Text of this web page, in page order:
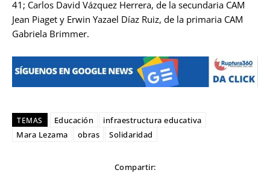
41; Carlos David Vázquez Herrera, de la secundaria CAM
Jean Piaget y Erwin Yazael Díaz Ruiz, de la primaria CAM
Gabriela Brimmer.
TEMAS Educación
infraestructura educativa
Mara Lezama
obras Solidaridad
Compartir: